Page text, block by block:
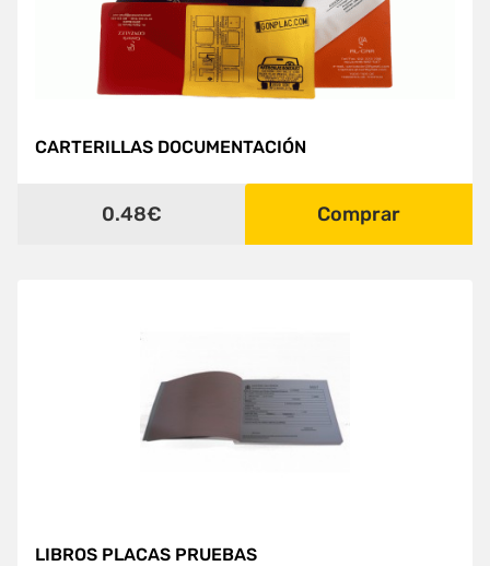
CARTERILLAS DOCUMENTACIÓN
0.48€ Comprar
LIBROS PLACAS PRUEBAS